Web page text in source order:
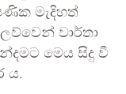
මැදිහත්
වාර්තා
මෙය සිදු වී
ය.